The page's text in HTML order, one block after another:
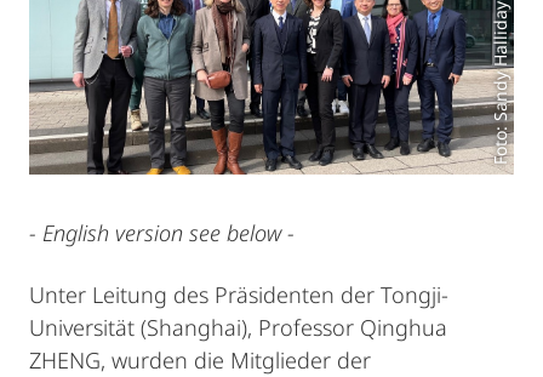
Foto: Sandy Halliday
- English version see below -
Unter Leitung des Präsidenten der Tongji-
Universität (Shanghai), Professor Qinghua
ZHENG, wurden die Mitglieder der